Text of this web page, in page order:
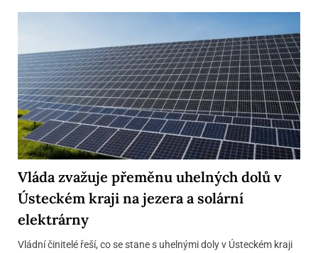
Vláda zvažuje přeměnu uhelných dolů v
Ústeckém kraji na jezera a solární
elektrárny
Vládní činitelé řeší, co se stane s uhelnými doly v Ústeckém kraji